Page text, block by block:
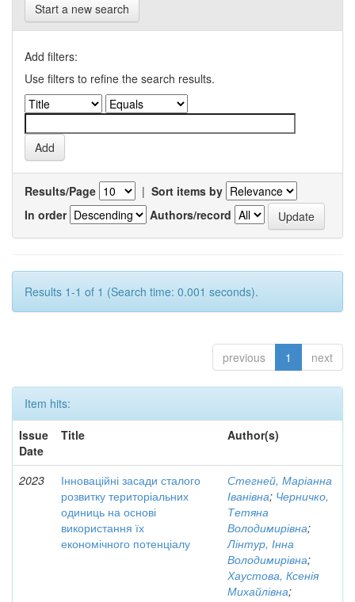
Start a new search
Add filters:
Use filters to refine the search results.
Results/Page | Sort items by
In order
Authors/record
Results 1-1 of 1 (Search time: 0.001 seconds).
previous 1 next
Item hits:
Issue
Date
Title Author(s)
2023
Інноваційні засади сталого
розвитку територіальних
одиниць на основі
використання їх
економічного потенціалу
Стегней, Маріанна
Іванівна; Черничко,
Тетяна
Володимирівна;
Лінтур, Інна
Володимирівна;
Хаустова, Ксенія
Михайлівна;